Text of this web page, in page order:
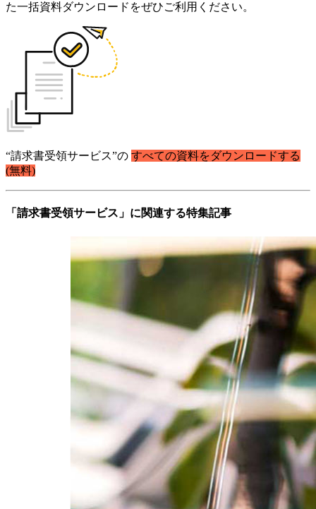
た一括資料ダウンロードをぜひご利用ください。
“請求書受領サービス”の すべての資料をダウンロードする
(無料)
「請求書受領サービス」に関連する特集記事